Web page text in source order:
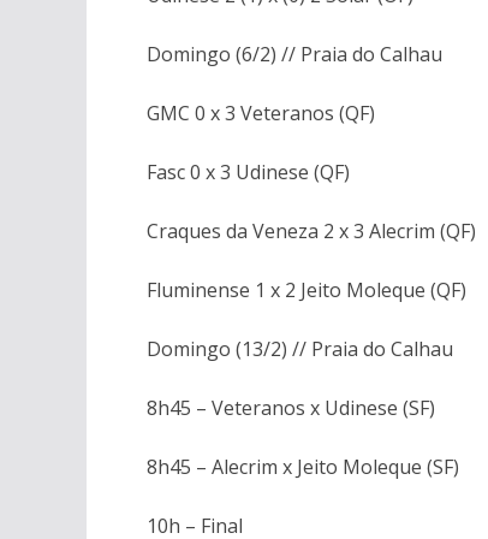
Domingo (6/2) // Praia do Calhau
GMC 0 x 3 Veteranos (QF)
Fasc 0 x 3 Udinese (QF)
Craques da Veneza 2 x 3 Alecrim (QF)
Fluminense 1 x 2 Jeito Moleque (QF)
Domingo (13/2) // Praia do Calhau
8h45 – Veteranos x Udinese (SF)
8h45 – Alecrim x Jeito Moleque (SF)
10h – Final